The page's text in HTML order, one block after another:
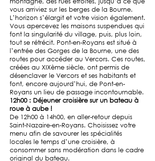
vous arriviez sur les berges de la Bourne.
L’horizon s’élargit et votre vision également.
Vous apercevez les maisons suspendues qui
font la singularité du village, puis, plus loin,
tout se rétrécit. Pont-en-Royans est situé à
l’entrée des Gorges de la Bourne, une des
routes pour accéder au Vercors. Ces routes,
créées au XIXème siècle, ont permis de
désenclaver le Vercors et ses habitants et
font, encore aujourd’hui, de Pont-en-
Royans un lieu de passage incontournable.
12h00 : Déjeuner croisière sur un bateau à
roue à aube !
De 12h00 à 14h00, en aller-retour depuis
Saint-Nazaire-en-Royans. Choisissez votre
menu afin de savourer les spécialités
locales le temps d’une croisière, à
consommer sans modération dans le cadre
original du bateau.